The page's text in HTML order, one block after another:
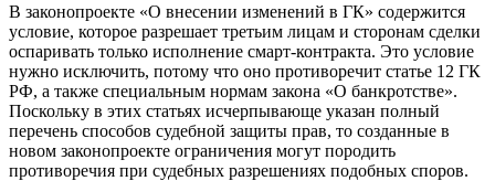
В законопроекте «О внесении изменений в ГК» содержится
условие, которое разрешает третьим лицам и сторонам сделки
оспаривать только исполнение смарт-контракта. Это условие
нужно исключить, потому что оно противоречит статье 12 ГК
РФ, а также специальным нормам закона «О банкротстве».
Поскольку в этих статьях исчерпывающе указан полный
перечень способов судебной защиты прав, то созданные в
новом законопроекте ограничения могут породить
противоречия при судебных разрешениях подобных споров.